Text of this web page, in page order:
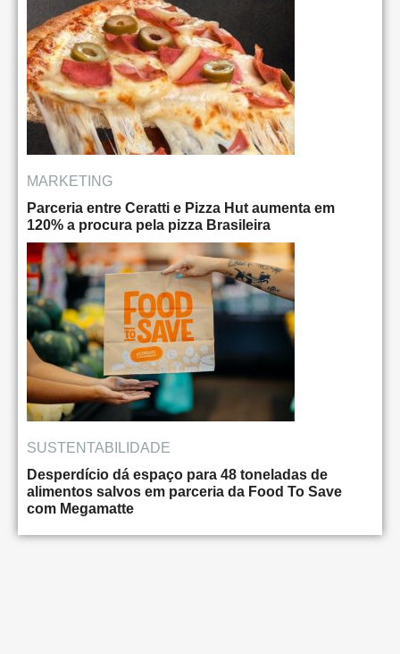
MARKETING
Parceria entre Ceratti e Pizza Hut aumenta em
120% a procura pela pizza Brasileira
SUSTENTABILIDADE
Desperdício dá espaço para 48 toneladas de
alimentos salvos em parceria da Food To Save
com Megamatte